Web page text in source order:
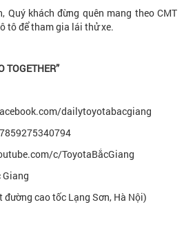
Quý khách đừng quên mang theo CMT
tô để tham gia lái thử xe.
TOGETHER”
dailytoyotabacgiang
c/ToyotaBắcGiang
Giang
đường cao tốc Lạng Sơn, Hà Nội)